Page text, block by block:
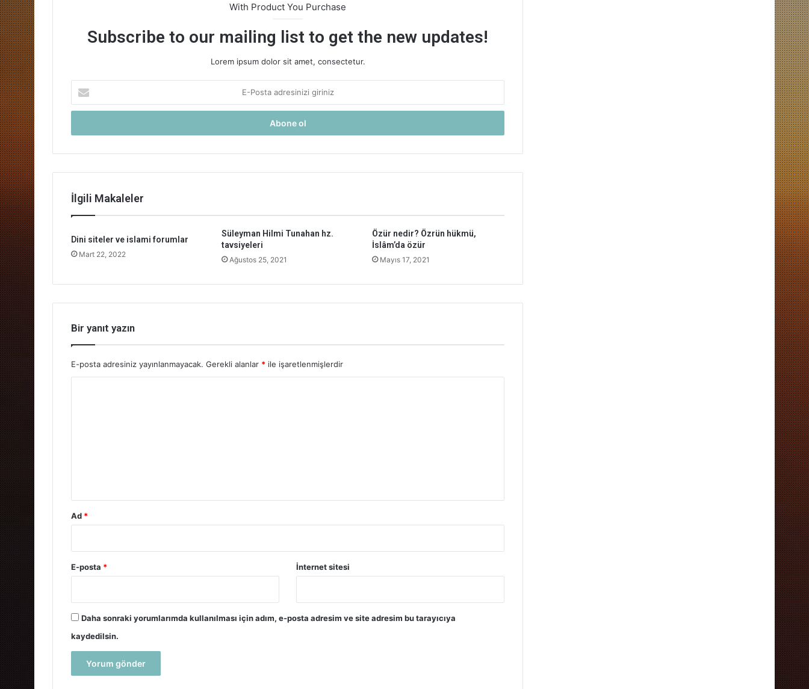
With Product You Purchase
Subscribe to our mailing list to get the new updates!
Lorem ipsum dolor sit amet, consectetur.
Posta
adresinizi
İlgili Makaleler
Dini siteler ve islami forumlar
Mart 22, 2022
Süleyman Hilmi Tunahan hz.
tavsiyeleri
Ağustos 25, 2021
Özür nedir? Özrün hükmü,
İslâm’da özür
Mayıs 17, 2021
Bir yanıt yazın
E-posta adresiniz yayınlanmayacak. Gerekli alanlar * ile işaretlenmişlerdir
Ad *
E-posta * İnternet sitesi
Daha sonraki yorumlarımda kullanılması için adım, e-posta adresim ve site adresim bu tarayıcıya
kaydedilsin.